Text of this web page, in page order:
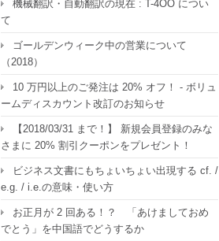
機械翻訳・自動翻訳の現在 : T-4OO につい
て
ゴールデンウィーク中の営業について
（2018）
10 万円以上のご発注は 20% オフ！ - ボリュ
ームディスカウント改訂のお知らせ
【2018/03/31 まで！】 新規会員登録のみな
さまに 20% 割引クーポンをプレゼント！
ビジネス文書にもちょいちょい出現する cf. /
e.g. / i.e.の意味・使い方
お正月が 2 回ある！？ 「あけましておめ
でとう」を中国語でどうするか